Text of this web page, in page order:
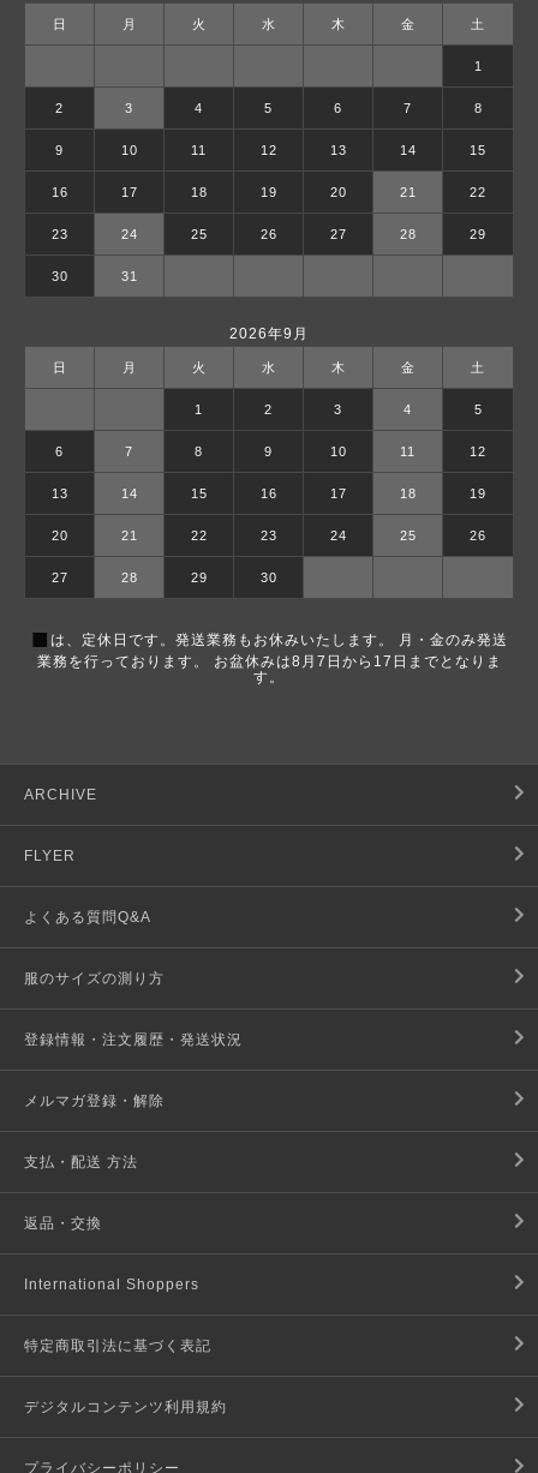
日 月 火 水 木 金 土
1
2 3 4 5 6 7 8
9 10 11 12 13 14 15
16 17 18 19 20 21 22
23 24 25 26 27 28 29
30 31
2026年9月
日 月 火 水 木 金 土
1 2 3 4 5
6 7 8 9 10 11 12
13 14 15 16 17 18 19
20 21 22 23 24 25 26
27 28 29 30
■ は、定休日です。発送業務もお休みいたします。 月・金のみ発送
業務を行っております。 お盆休みは8月7日から17日までとなりま
す。
ARCHIVE
FLYER
よくある質問Q&A
服のサイズの測り方
登録情報・注文履歴・発送状況
メルマガ登録・解除
支払・配送 方法
返品・交換
International Shoppers
特定商取引法に基づく表記
デジタルコンテンツ利用規約
プライバシーポリシー